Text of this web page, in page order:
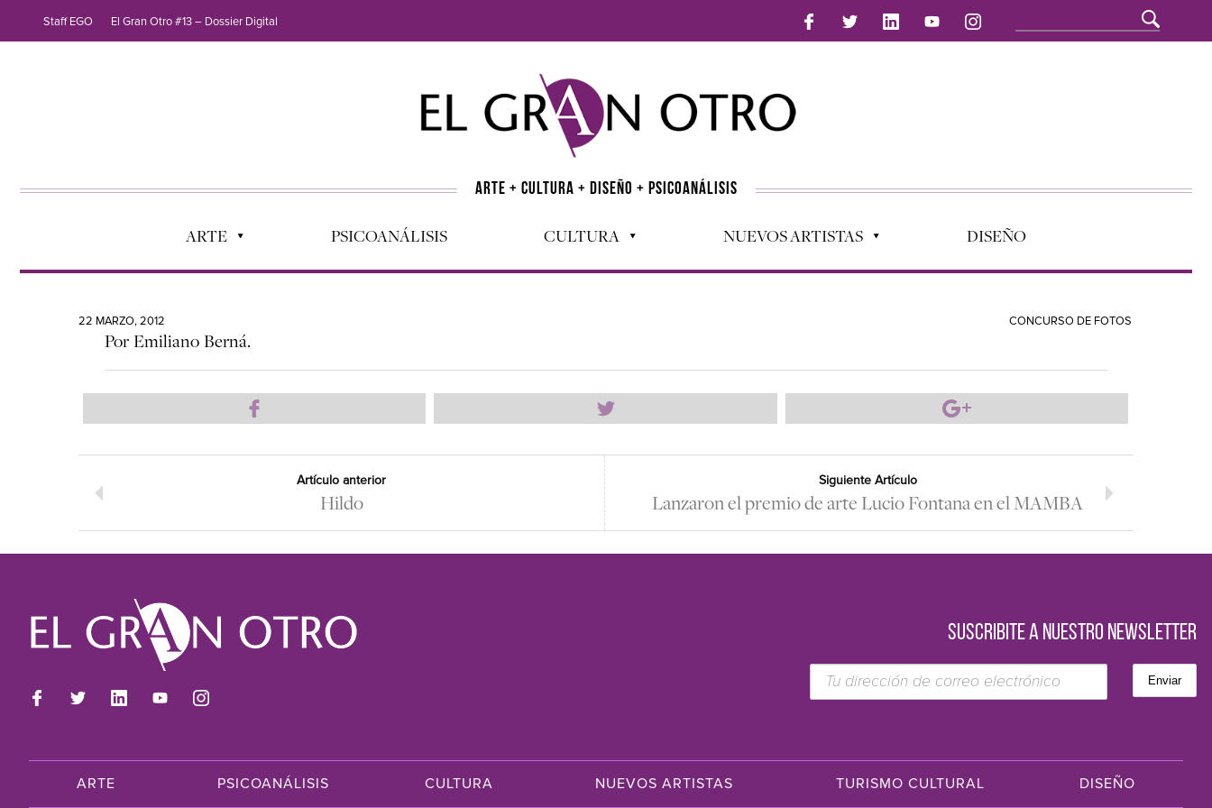
Staff EGO El Gran Otro #13 – Dossier Digital
ARTE + CULTURA + DISEÑO + PSICOANÁLISIS
ARTE PSICOANÁLISIS CULTURA NUEVOS ARTISTAS DISEÑO
22 MARZO, 2012 CONCURSO DE FOTOS
Por Emiliano Berná.
Artículo anterior
Hildo
Siguiente Artículo
Lanzaron el premio de arte Lucio Fontana en el MAMBA
SUSCRIBITE A NUESTRO NEWSLETTER
ARTE PSICOANÁLISIS CULTURA NUEVOS ARTISTAS TURISMO CULTURAL DISEÑO